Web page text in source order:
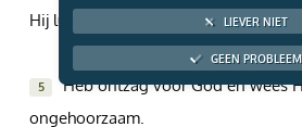
Hij luistert als ik Hem om hulp roep.
5
Heb ontzag voor God en wees
ongehoorzaam.
LIEVER NIET
GEEN PROBLEEM